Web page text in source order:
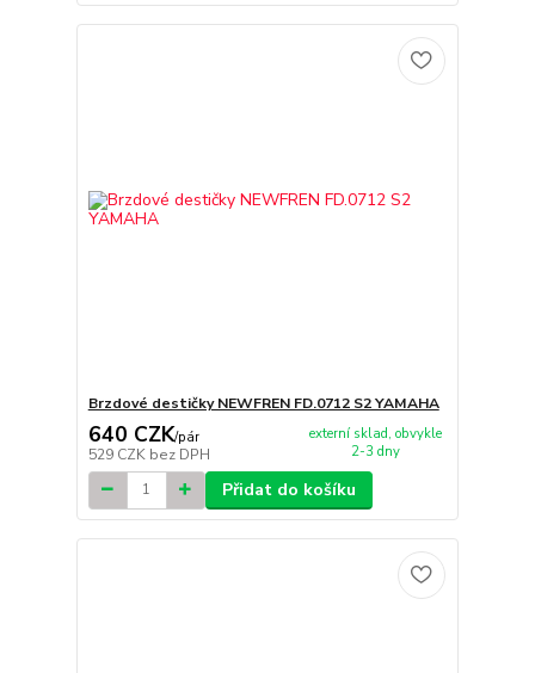
Brzdové destičky NEWFREN FD.0712 S2 YAMAHA
640 CZK/pár
529 CZK bez DPH
externí sklad, obvykle
2-3 dny
Přidat do košíku